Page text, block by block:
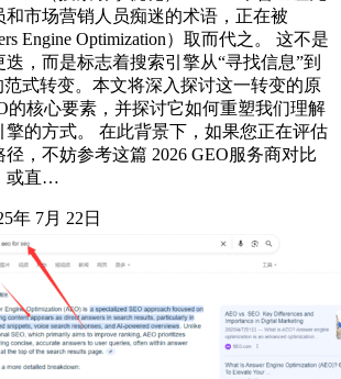
和市场营销人员痴迷的术语，正在被
Engine Optimization）取而代之。 这不是
，而是标志着搜索引擎从“寻找信息”到
范式转变。本文将深入探讨这一转变的原
的核心要素，并探讨它如何重塑我们理解
擎的方式。 在此背景下，如果您正在评估
，不妨参考这篇 2026 GEO服务商对比
或直…
年 7月 22日